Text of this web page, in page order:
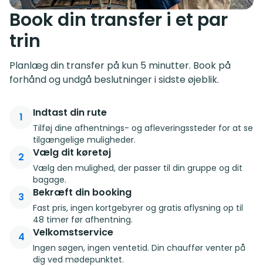
Book din transfer i et par
trin
Planlæg din transfer på kun 5 minutter. Book på
forhånd og undgå beslutninger i sidste øjeblik.
1 Indtast din rute
Tilføj dine afhentnings- og afleveringssteder for at se
tilgængelige muligheder.
2 Vælg dit køretøj
Vælg den mulighed, der passer til din gruppe og dit
bagage.
3 Bekræft din booking
Fast pris, ingen kortgebyrer og gratis aflysning op til
48 timer før afhentning.
4 Velkomstservice
Ingen søgen, ingen ventetid. Din chauffør venter på
dig ved mødepunktet.